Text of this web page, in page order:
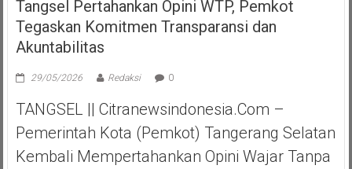
Tangsel Pertahankan Opini WTP, Pemkot
Tegaskan Komitmen Transparansi dan
Akuntabilitas
29/05/2026 Redaksi 0
TANGSEL || Citranewsindonesia.com –
Pemerintah Kota (Pemkot) Tangerang Selatan
Kembali Mempertahankan Opini Wajar Tanpa